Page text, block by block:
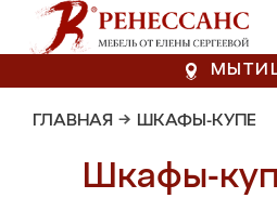
ГЛАВНАЯ → ШКАФЫ-КУПЕ
Шкафы-